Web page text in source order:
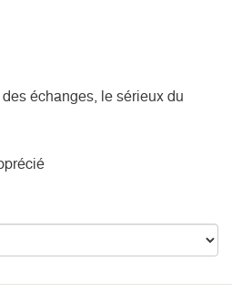
échanges, le sérieux du